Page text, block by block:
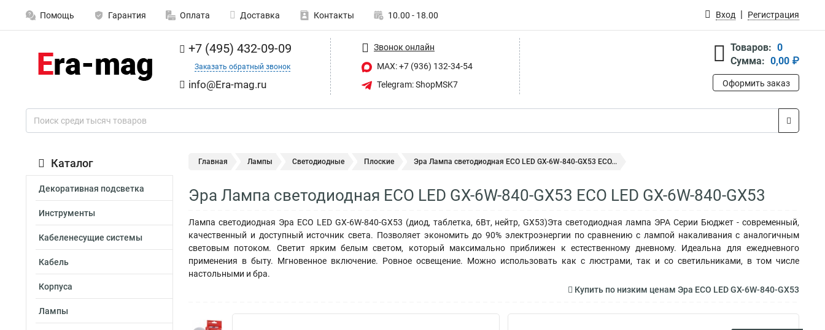
Помощь Гарантия Оплата Доставка Контакты 10.00 - 18.00 Вход Регистрация
+7 (495) 432-09-09
Заказать обратный звонок
info@Era-mag.ru
Звонок онлайн
MAX: +7 (936) 132-34-54
Telegram: ShopMSK7
Товаров: 0
Сумма: 0,00 ₽
Оформить заказ
Каталог
Декоративная подсветка
Инструменты
Кабеленесущие системы
Кабель
Корпуса
Лампы
Главная Лампы Светодиодные Плоские Эра Лампа светодиодная ECO LED GX-6W-840-GX53 ECO...
Эра Лампа светодиодная ECO LED GX-6W-840-GX53 ECO LED GX-6W-840-GX53
Лампа светодиодная Эра ECO LED GX-6W-840-GX53 (диод, таблетка, 6Вт, нейтр, GX53)Эта светодиодная лампа ЭРА Серии Бюджет - современный,
качественный и доступный источник света. Позволяет экономить до 90% электроэнергии по сравнению с лампой накаливания с аналогичным
световым потоком. Светит ярким белым светом, который максимально приближен к естественному дневному. Идеальна для ежедневного
применения в быту. Мгновенное включение. Ровное освещение. Можно использовать как с люстрами, так и со светильниками, в том числе
настольными и бра.
Купить по низким ценам Эра ECO LED GX-6W-840-GX53